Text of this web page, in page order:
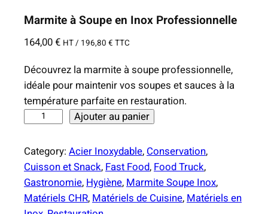
Marmite à Soupe en Inox Professionnelle
164,00€ HT / 196,80 € TTC
Découvrez la marmite à soupe professionnelle,
idéale pour maintenir vos soupes et sauces à la
température parfaite en restauration.
a
n
t
i
t
Ajouter au panier
Category: Acier Inoxydable, Conservation
Cuisson et Snack, Fast Food, Food Truck
Gastronomie, Hygiène, Marmite Soupe Inox
Matériels CHR, Matériels de Cuisine, Matériels en